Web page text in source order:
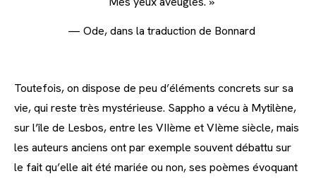
— Ode, dans la traduction de Bonnard
Toutefois, on dispose de peu d’éléments concrets sur sa
vie, qui reste très mystérieuse. Sappho a vécu à Mytilène,
sur l’île de Lesbos, entre les VIIème et VIème siècle, mais
les auteurs anciens ont par exemple souvent débattu sur
le fait qu’elle ait été mariée ou non, ses poèmes évoquant